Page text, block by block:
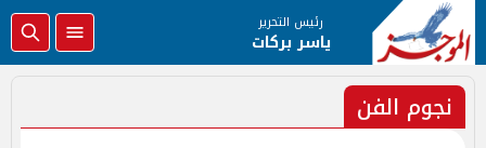
رئيس التحرير
ياسر بركات
نجوم الفن